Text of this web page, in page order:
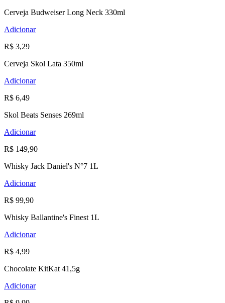
Cerveja Budweiser Long Neck 330ml
Adicionar
R$ 3,29
Cerveja Skol Lata 350ml
Adicionar
R$ 6,49
Skol Beats Senses 269ml
Adicionar
R$ 149,90
Whisky Jack Daniel's N°7 1L
Adicionar
R$ 99,90
Whisky Ballantine's Finest 1L
Adicionar
R$ 4,99
Chocolate KitKat 41,5g
Adicionar